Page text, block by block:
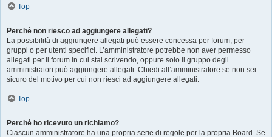
Top
Perché non riesco ad aggiungere allegati?
La possibilità di aggiungere allegati può essere concessa per forum, per
gruppi o per utenti specifici. L’amministratore potrebbe non aver permesso
allegati per il forum in cui stai scrivendo, oppure solo il gruppo degli
amministratori può aggiungere allegati. Chiedi all’amministratore se non sei
sicuro del motivo per cui non riesci ad aggiungere allegati.
Top
Perché ho ricevuto un richiamo?
Ciascun amministratore ha una propria serie di regole per la propria Board. Se